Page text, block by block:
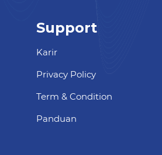
Support
Karir
Privacy Policy
Term & Condition
Panduan